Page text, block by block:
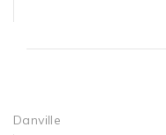
Danville